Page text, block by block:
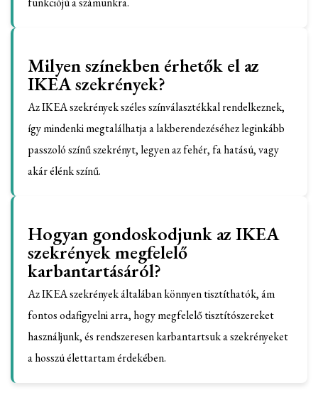
Milyen színekben érhetők el az
IKEA szekrények?
Az IKEA szekrények széles színválasztékkal rendelkeznek,
így mindenki megtalálhatja a lakberendezéséhez leginkább
passzoló színű szekrényt, legyen az fehér, fa hatású, vagy
akár élénk színű.
Hogyan gondoskodjunk az IKEA
szekrények megfelelő
karbantartásáról?
Az IKEA szekrények általában könnyen tisztíthatók, ám
fontos odafigyelni arra, hogy megfelelő tisztítószereket
használjunk, és rendszeresen karbantartsuk a szekrényeket
a hosszú élettartam érdekében.